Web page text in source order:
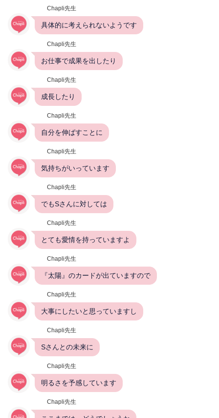
Chapli先生
具体的に考えられないようです
Chapli先生
お仕事で成果を出したり
Chapli先生
成長したり
Chapli先生
自分を伸ばすことに
Chapli先生
気持ちがいっています
Chapli先生
でもSさんに対しては
Chapli先生
とても愛情を持っていますよ
Chapli先生
『太陽』のカードが出ていますので
Chapli先生
大事にしたいと思っていますし
Chapli先生
Sさんとの未来に
Chapli先生
明るさを予感しています
Chapli先生